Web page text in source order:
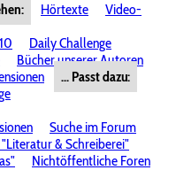
Hörtexte
Video-
Daily Challenge
Bücher unserer Autoren
... Passt dazu:
Suche im Forum
& Schreiberei"
Nichtöffentliche Foren